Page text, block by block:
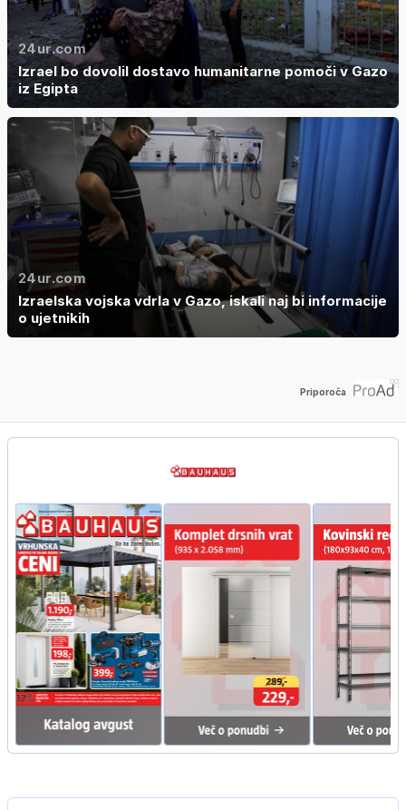
24ur.com
Izrael bo dovolil dostavo humanitarne pomoči v Gazo
iz Egipta
24ur.com
Izraelska vojska vdrla v Gazo, iskali naj bi informacije
o ujetnikih
Priporoča